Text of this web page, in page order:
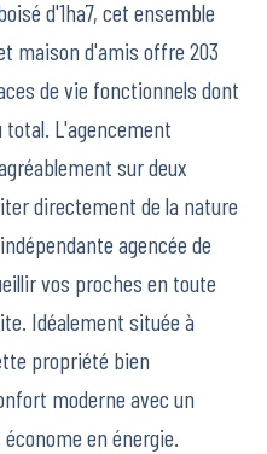
d'1ha7, cet ensemble
maison d'amis offre 203
de vie fonctionnels dont
L'agencement
sur deux
directement de la nature
agencée de
vos proches en toute
Idéalement située à
propriété bien
moderne avec un
en énergie.